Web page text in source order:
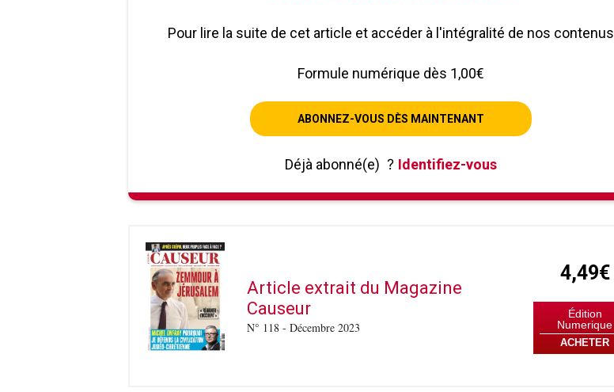
Pour lire la suite de cet article et accéder à l'intégralité de nos contenus
Formule numérique dès 1,00€
ABONNEZ-VOUS DÈS MAINTENANT
Déjà abonné(e) ? Identifiez-vous
Article extrait du Magazine
Causeur
N° 118 - Décembre 2023
4,49€
Édition
Numerique
ACHETER